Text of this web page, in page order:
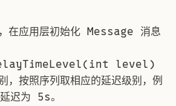
在应用层初始化 Message 消息
level)
，按照序列取相应的延迟级别，例
为 5s。